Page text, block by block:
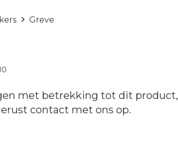
Greve
met betrekking tot dit product,
contact met ons op.